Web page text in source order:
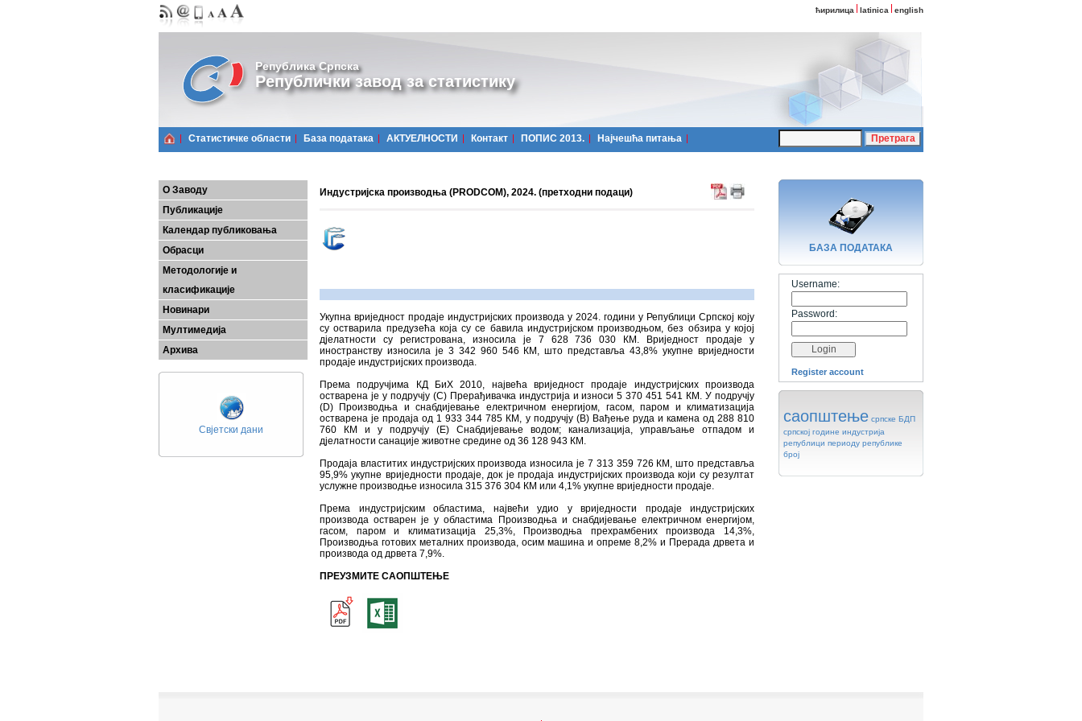
ћирилица latinica english
Република Српска
Републички завод за статистику
Статистичке области Базa података АКТУЕЛНОСТИ Контакт ПОПИС 2013. Најчешћa питања
О Заводу
Публикације
Календар публиковања
Обрасци
Методологије и
класификације
Новинари
Мултимедија
Архива
Свјетски дани
Индустријска производња (PRODCOM), 2024. (претходни подаци)
Укупна вриједност продаје индустријских производа у 2024. години у Републици Српској коју
су остварила предузећа која су се бавила индустријском производњом, без обзира у којој
дјелатности су регистрована, износила је 7 628 736 030 КМ. Вриједност продаје у
иностранству износила је 3 342 960 546 КМ, што представља 43,8% укупне вриједности
продаје индустријских производа.
Према подручјима КД БиХ 2010, највећа вриједност продаје индустријских производа
остварена је у подручју (С) Прерађивачка индустрија и износи 5 370 451 541 КМ. У подручју
(D) Производња и снабдијевање електричном енергијом, гасом, паром и климатизација
остварена је продаја од 1 933 344 785 КМ, у подручју (B) Вађење руда и камена од 288 810
760 КМ и у подручју (Е) Снабдијевање водом; канализација, управљање отпадом и
дјелатности санације животне средине од 36 128 943 КМ.
Продаја властитих индустријских производа износила је 7 313 359 726 КМ, што представља
95,9% укупне вриједности продаје, док је продаја индустријских производа који су резултат
услужне производње износила 315 376 304 КМ или 4,1% укупне вриједности продаје.
Према индустријским областима, највећи удио у вриједности продаје индустријских
производа остварен је у областима Производњa и снабдијевање eлектричном енергијом,
гасом, паром и климатизација 25,3%, Производњa прехрамбених производа 14,3%,
Производњa готових металних производа, осим машина и опреме 8,2% и Прерадa дрвета и
производа од дрвета 7,9%.
ПРЕУЗМИТЕ САОПШТЕЊЕ
БАЗA ПОДАТАКА
Username:
Password:
Register account
саопштење српске БДП
српској године индустрија
републици периоду републике
број